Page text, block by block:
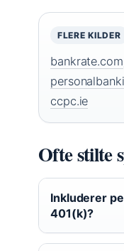
FLERE KILDER
bankrate.com
ccpc.ie
Ofte stilte
Inkluderer
401(k)?